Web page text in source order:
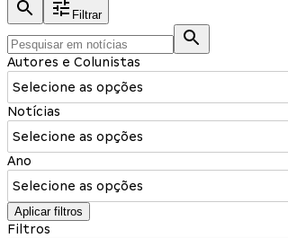
Filtrar
Autores e Colunistas
Selecione as opções
Notícias
Selecione as opções
Ano
Selecione as opções
Aplicar filtros
Filtros